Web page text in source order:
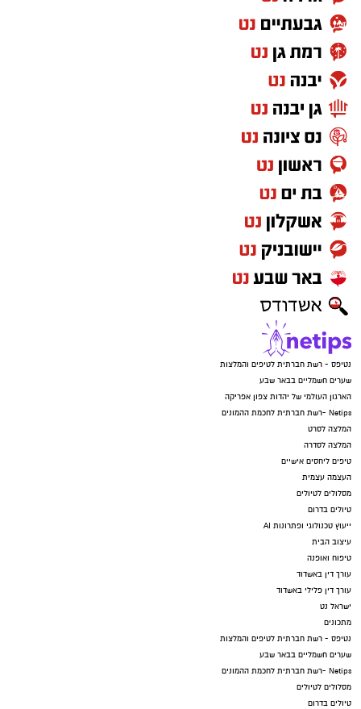
נטיפס - רשת חברתית לטיפים והמלצות
שערים חשמליים בבאר שבע
הארגון העולמי של יהדות צפון אפריקה
Netips -רשת חברתית לחכמת ההמונים
המלצה לסרט
המלצה לסדרה
טיפים ליחסים אישיים
העצמה עצמית
מסלולים לטיולים
טיולים בדרום
ייעוץ טכנולוגי ופתרונות AI
עיצוב הבית
טיפוח ואופנה
עורך דין באשדוד
עורך דין פלילי באשדוד
ישראל נט
מתכונים
נטיפס - רשת חברתית לטיפים והמלצות
שערים חשמליים בבאר שבע
Netips -רשת חברתית לחכמת ההמונים
מסלולים לטיולים
טיולים בדרום